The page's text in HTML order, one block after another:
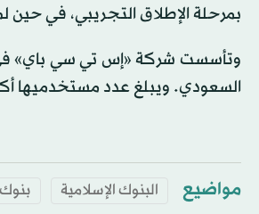
بمرحلة الإطلاق التجريبي، في حين
السعودي. ويبلغ عدد مستخدميها أكثر من 12
مواضيع البنوك الإسلامية بنوك